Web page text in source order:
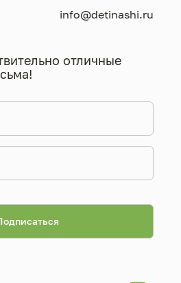
info@detinashi.ru
отличные